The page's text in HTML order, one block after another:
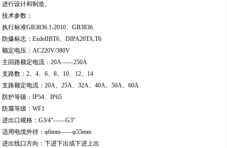
进行设计和制造。
技术参数；
执行标准GB3836.1-2010、GB3836.
防爆标志：ExdeIIBT6、DIPA20TA,T6
额定电压：AC220V/380V
主回路额定电流：20A——250A
支路数：2、4、6、8、10、12、14
支路额定电流：20A、25A、32A、40A、50A、60A
防护等级：IP54、IP65
防腐等级：WF1
进出口规格：G3/4"——G3"
适用电缆外径：φ6mm——φ55mm
进出线口方向：下进下出或下进上出